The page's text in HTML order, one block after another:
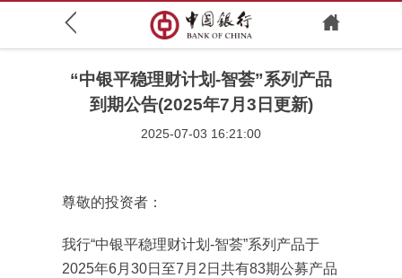
“中银平稳理财计划-智荟”系列产品
到期公告(2025年7月3日更新)
2025-07-03 16:21:00
尊敬的投资者：
我行“中银平稳理财计划-智荟”系列产品于
2025年6月30日至7月2日共有83期公募产品